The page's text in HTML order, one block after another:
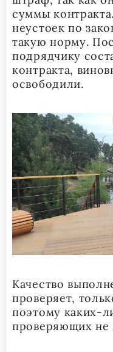
суммы
неустоек по
такую норму.
подрядчику
контракта,
освободили.
Качество
проверяет,
поэтому каких-
проверяющих не